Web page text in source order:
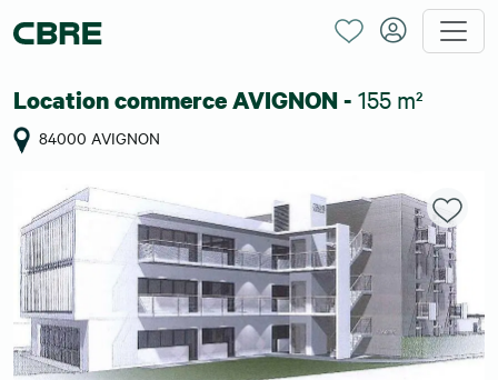
Location commerce AVIGNON - 155 m²
84000 AVIGNON